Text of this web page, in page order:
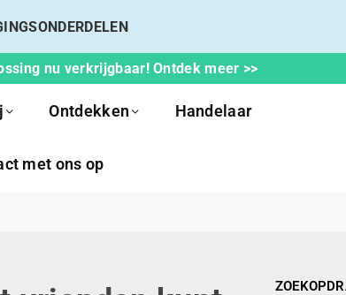
nu verkrijgbaar! Ontdek meer >>
Ontdekken Handelaar
met ons op